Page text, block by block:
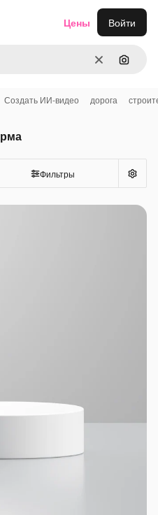
ОчиститьПоиск
Цены Войти
Создать ИИ-видео дорога
Фильтры